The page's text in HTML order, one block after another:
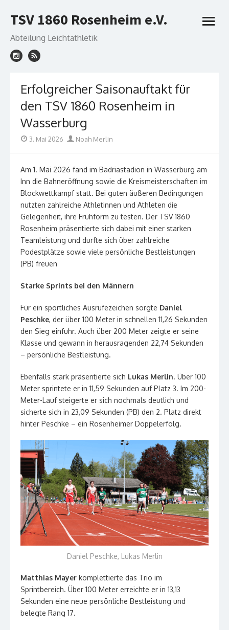
to
TSV 1860 Rosenheim e.V.
Abteilung Leichtathletik
open
Erfolgreicher Saisonauftakt für
den TSV 1860 Rosenheim in
Wasserburg
Posted
3. Mai 2026 Author
Noah Merlin
Am 1. Mai 2026 fand im Badriastadion in Wasserburg am
Inn die Bahneröffnung sowie die Kreismeisterschaften im
Blockwettkampf statt. Bei guten äußeren Bedingungen
nutzten zahlreiche Athletinnen und Athleten die
Gelegenheit, ihre Frühform zu testen. Der TSV 1860
Rosenheim präsentierte sich dabei mit einer starken
Teamleistung und durfte sich über zahlreiche
Podestplätze sowie viele persönliche Bestleistungen
(PB) freuen
Starke Sprints bei den Männern
Für ein sportliches Ausrufezeichen sorgte Daniel
Peschke, der über 100 Meter in schnellen 11,26 Sekunden
den Sieg einfuhr. Auch über 200 Meter zeigte er seine
Klasse und gewann in herausragenden 22,74 Sekunden
– persönliche Bestleistung.
Ebenfalls stark präsentierte sich Lukas Merlin. Über 100
Meter sprintete er in 11,59 Sekunden auf Platz 3. Im 200-
Meter-Lauf steigerte er sich nochmals deutlich und
sicherte sich in 23,09 Sekunden (PB) den 2. Platz direkt
hinter Peschke – ein Rosenheimer Doppelerfolg.
Daniel Peschke, Lukas Merlin
Matthias Mayer komplettierte das Trio im
Sprintbereich. Über 100 Meter erreichte er in 13,13
Sekunden eine neue persönliche Bestleistung und
belegte Rang 17.